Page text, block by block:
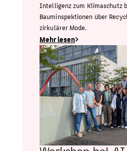
Intelligenz zum Klimaschutz
Bauminspektionen über
zirkulärer Mode.
Mehr lesen